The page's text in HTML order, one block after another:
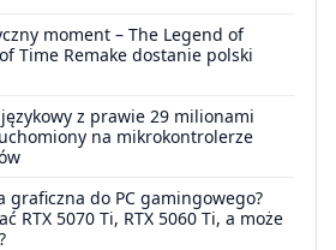
moment – The Legend of
Time Remake dostanie polski
z prawie 29 milionami
na mikrokontrolerze
graficzna do PC gamingowego?
RTX 5070 Ti, RTX 5060 Ti, a może